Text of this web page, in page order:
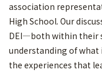
association
High School. Our
DEI—both within their
understanding of what
the experiences that